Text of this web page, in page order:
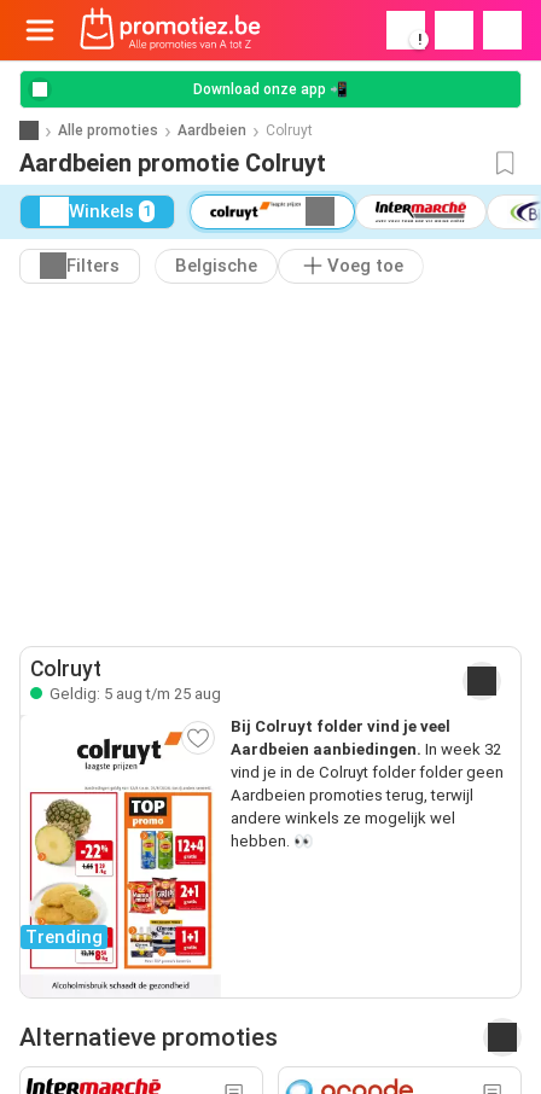
!
Download onze app 📲
Alle promoties Aardbeien Colruyt
Aardbeien promotie Colruyt
Winkels 1
Filters Belgische Voeg toe
Colruyt
Geldig: 5 aug t/m 25 aug
Trending
Bij Colruyt folder vind je veel
Aardbeien aanbiedingen. In week 32
vind je in de Colruyt folder folder geen
Aardbeien promoties terug, terwijl
andere winkels ze mogelijk wel
hebben. 👀
Alternatieve promoties